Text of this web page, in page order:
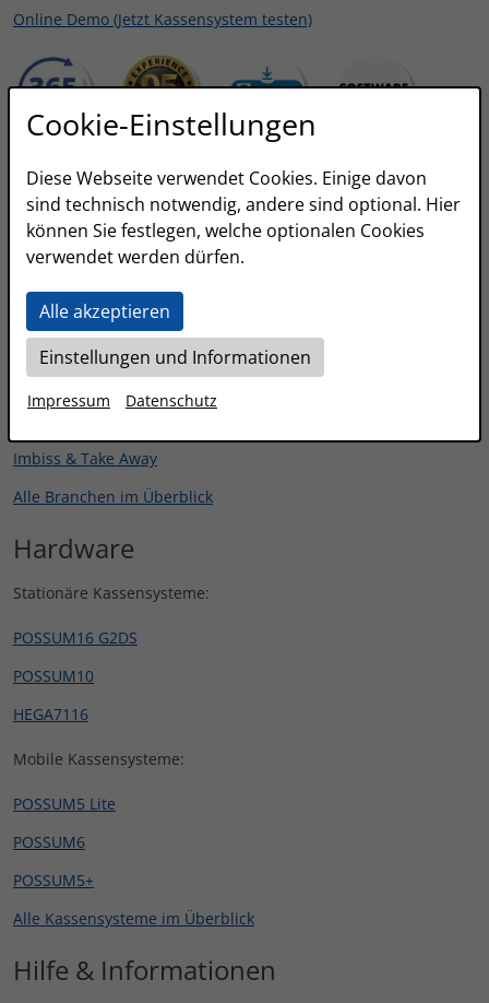
Online Demo (Jetzt Kassensystem testen)
Branchen
Gastronomie
Einzelhandel
Bäckerei
Friseur & Barber Shops
Kiosk
Imbiss & Take Away
Alle Branchen im Überblick
Hardware
Stationäre Kassensysteme:
POSSUM16 G2DS
POSSUM10
HEGA7116
Mobile Kassensysteme:
POSSUM5 Lite
POSSUM6
POSSUM5+
Alle Kassensysteme im Überblick
Hilfe & Informationen
Cookie-Einstellungen
Diese Webseite verwendet Cookies. Einige davon
sind technisch notwendig, andere sind optional. Hier
können Sie festlegen, welche optionalen Cookies
verwendet werden dürfen.
Alle akzeptieren
Einstellungen und Informationen
Impressum Datenschutz